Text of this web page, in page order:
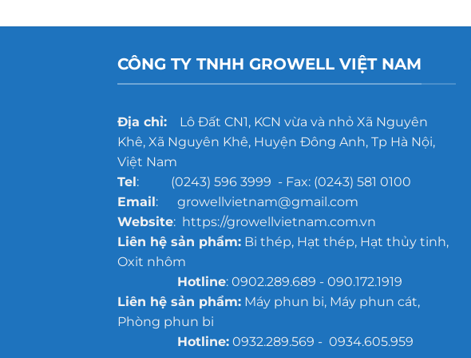
CÔNG TY TNHH GROWELL VIỆT NAM
Địa chỉ:Lô Đất CN1, KCN vừa và nhỏ Xã Nguyên
Khê, Xã Nguyên Khê, Huyện Đông Anh, Tp Hà Nội,
Việt Nam
Tel: (0243) 596 3999 - Fax: (0243) 581 0100
Email: growellvietnam@gmail.com
Website: https://growellvietnam.com.vn
Liên hệ sản phẩm:Bi thép, Hạt thép, Hạt thủy tinh,
Oxit nhôm
Hotline: 0902.289.689 - 090.172.1919
Liên hệ sản phẩm:Máy phun bi, Máy phun cát,
Phòng phun bi
Hotline:0932.289.569 - 0934.605.959